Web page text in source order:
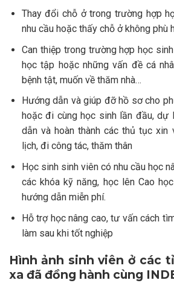
Thay đổi chỗ ở trong trường hợp
nhu cầu hoặc thấy chỗ ở không phù
Can thiệp trong trường hợp học
học tập hoặc những vấn đề cá
bệnh tật, muốn về thăm nhà…
Hướng dẫn và giúp đỡ hồ sơ cho
hoặc đi cùng học sinh lần đầu, dự
dẫn và hoàn thành các thủ tục
lịch, đi công tác, thăm thân
Học sinh sinh viên có nhu cầu học
các khóa kỹ năng, học lên Cao
hướng dẫn miễn phí.
Hỗ trợ học nâng cao, tư vấn cách
làm sau khi tốt nghiệp
Hình ảnh sinh viên ở các
xa đã đồng hành cùng